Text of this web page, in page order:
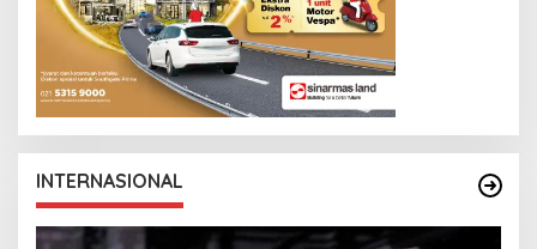
INTERNASIONAL